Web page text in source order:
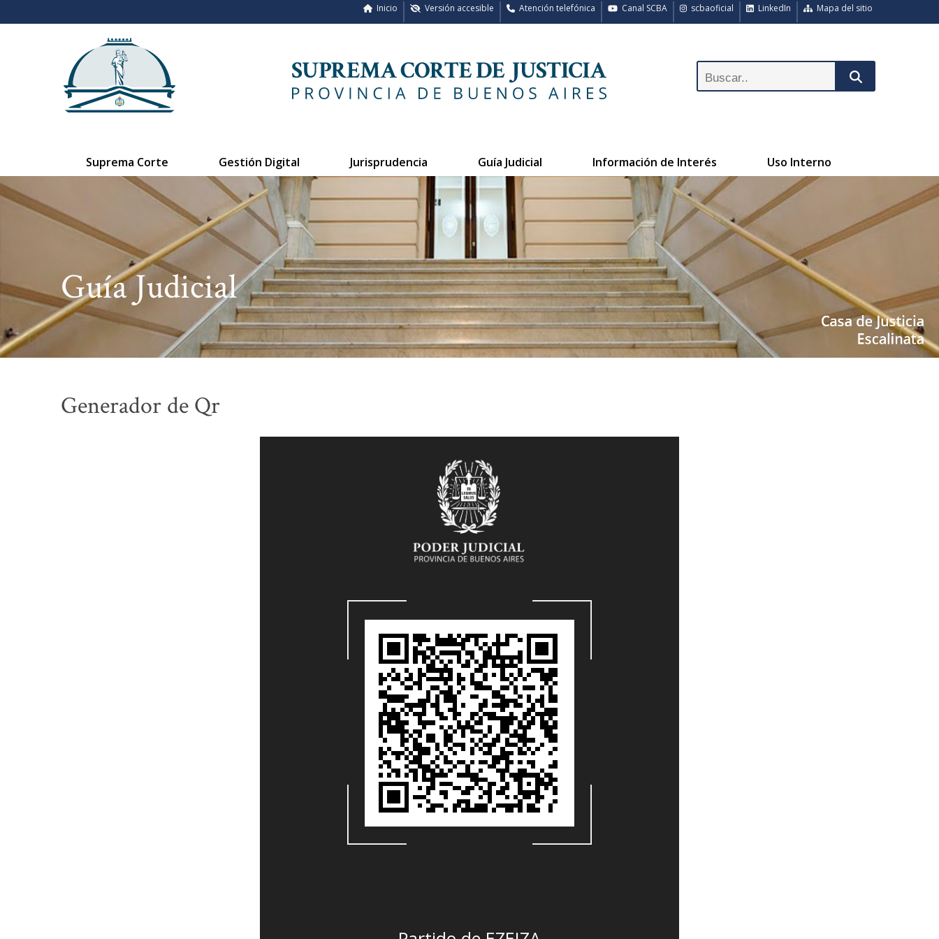
Mapa del sitio
LinkedIn
scbaoficial
Canal SCBA
Atención telefónica
Versión accesible
Inicio
Suprema Corte Gestión Digital Jurisprudencia Guía Judicial Información de Interés Uso Interno
Guía Judicial
Generador de Qr